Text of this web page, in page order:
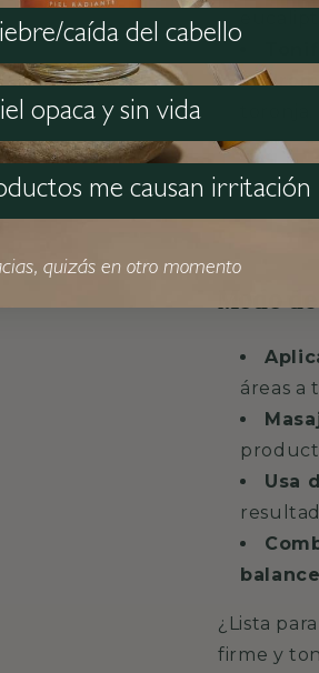
Modo
áreas a
Usa
¿Lista
firme y
caída del cabello
opaca y sin vida
me causan irritación
quizás en otro momento